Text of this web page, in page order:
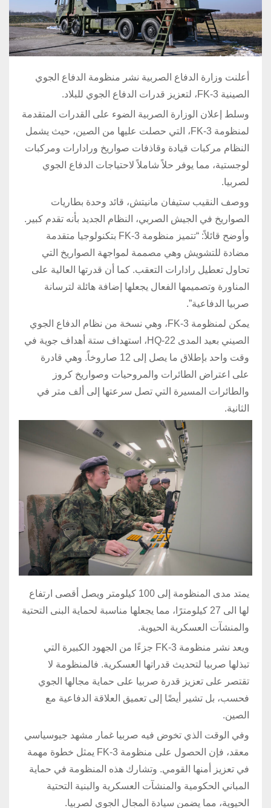
أعلنت وزارة الدفاع الصربية نشر منظومة الدفاع الجوي
الصينية FK-3، لتعزيز قدرات الدفاع الجوي للبلاد.
وسلط إعلان الوزارة الصربية الضوء على القدرات المتقدمة
لمنظومة FK-3، التي حصلت عليها من الصين، حيث يشمل
النظام مركبات قيادة وقاذفات صواريخ ورادارات ومركبات
لوجستية، مما يوفر حلاً شاملاً لاحتياجات الدفاع الجوي
لصربيا.
ووصف النقيب ستيفان مانيتش، قائد وحدة بطاريات
الصواريخ في الجيش الصربي، النظام الجديد بأنه تقدم كبير.
وأوضح قائلاً: “تتميز منظومة FK-3 بتكنولوجيا متقدمة
مضادة للتشويش وهي مصممة لمواجهة الصواريخ التي
تحاول تعطيل رادارات التعقب. كما أن قدرتها العالية على
المناورة وتصميمها الفعال يجعلها إضافة هائلة لترسانة
صربيا الدفاعية”.
يمكن لمنظومة FK-3، وهي نسخة من نظام الدفاع الجوي
الصيني بعيد المدى HQ-22، استهداف ستة أهداف جوية في
وقت واحد بإطلاق ما يصل إلى 12 صاروخاً. وهي قادرة
على اعتراض الطائرات والمروحيات وصواريخ كروز
والطائرات المسيرة التي تصل سرعتها إلى ألف متر في
الثانية.
يمتد مدى المنظومة إلى 100 كيلومتر ويصل أقصى ارتفاع
لها الى 27 كيلومترًا، مما يجعلها مناسبة لحماية البنى التحتية
والمنشآت العسكرية الحيوية.
ويعد نشر منظومة FK-3 جزءًا من الجهود الكبيرة التي
تبذلها صربيا لتحديث قدراتها العسكرية. فالمنظومة لا
تقتصر على تعزيز قدرة صربيا على حماية مجالها الجوي
فحسب، بل تشير أيضًا إلى تعميق العلاقة الدفاعية مع
الصين.
وفي الوقت الذي تخوض فيه صربيا غمار مشهد جيوسياسي
معقد، فإن الحصول على منظومة FK-3 يمثل خطوة مهمة
في تعزيز أمنها القومي. وتشارك هذه المنظومة في حماية
المباني الحكومية والمنشآت العسكرية والبنية التحتية
الحيوية، مما يضمن سيادة المجال الجوي لصربيا.